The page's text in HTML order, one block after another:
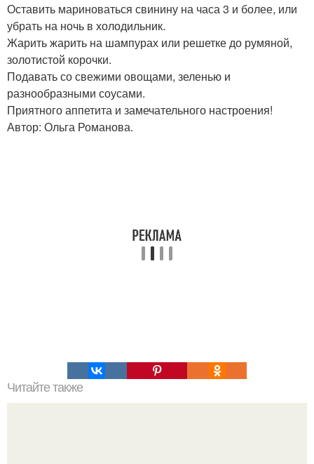
Оставить мариноваться свинину на часа 3 и более, или
убрать на ночь в холодильник.
Жарить жарить на шампурах или решетке до румяной,
золотистой корочки.
Подавать со свежими овощами, зеленью и
разнообразными соусами.
Приятного аппетита и замечательного настроения!
Автор: Ольга Романова.
Читайте также